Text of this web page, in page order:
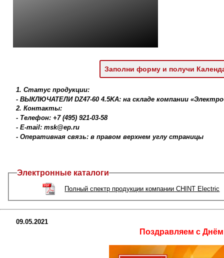
Заполни форму и получи
1. Статус продукции:
- ВЫКЛЮЧАТЕЛИ DZ47-60 4.5KA: на складе компании
2. Контакты:
- Телефон: +7 (495) 921-03-58
- E-mail: msk@ep.ru
- Оперативная связь: в правом верхнем углу страницы
Электронные каталоги
Полный спектр продукции компании CHINT Electric
09.05.2021
Поздравляем с